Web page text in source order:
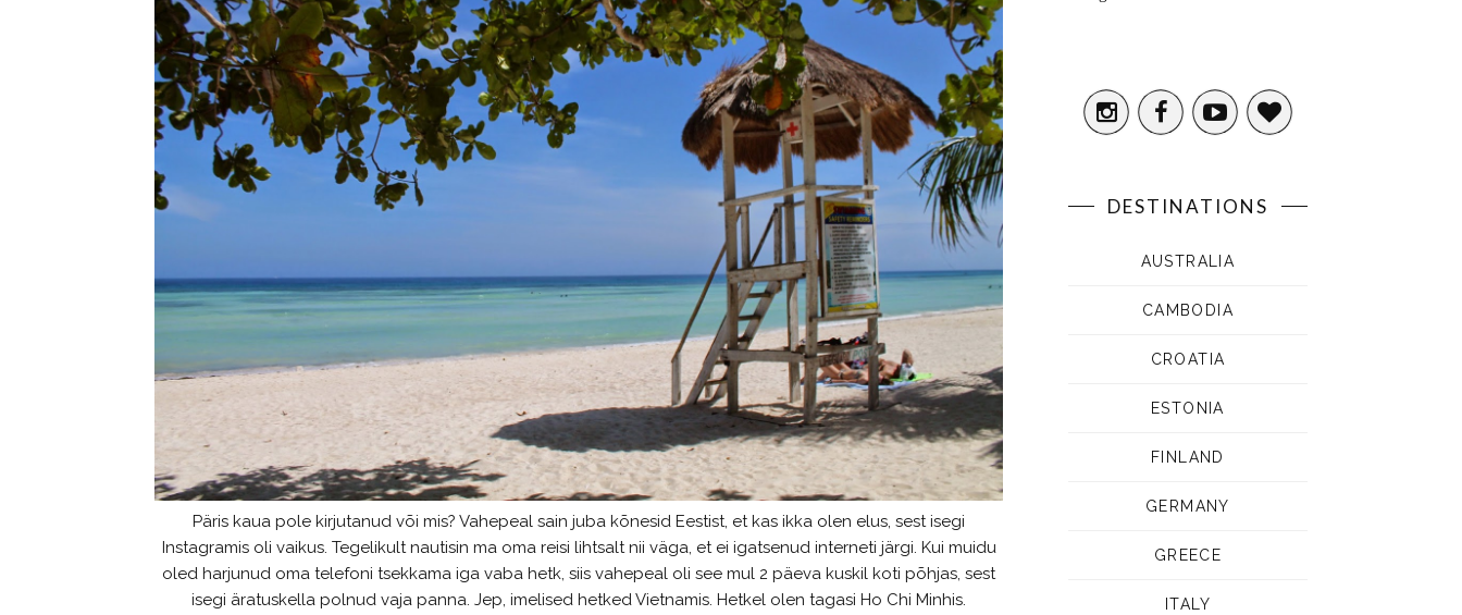
Päris kaua pole kirjutanud või mis? Vahepeal sain juba kõnesid Eestist, et kas ikka olen elus, sest isegi
Instagramis oli vaikus. Tegelikult nautisin ma oma reisi lihtsalt nii väga, et ei igatsenud interneti järgi. Kui muidu
oled harjunud oma telefoni tsekkama iga vaba hetk, siis vahepeal oli see mul 2 päeva kuskil koti põhjas, sest
isegi äratuskella polnud vaja panna. Jep, imelised hetked Vietnamis. Hetkel olen tagasi Ho Chi Minhis.
DESTINATIONS
AUSTRALIA
CAMBODIA
CROATIA
ESTONIA
FINLAND
GERMANY
GREECE
ITALY